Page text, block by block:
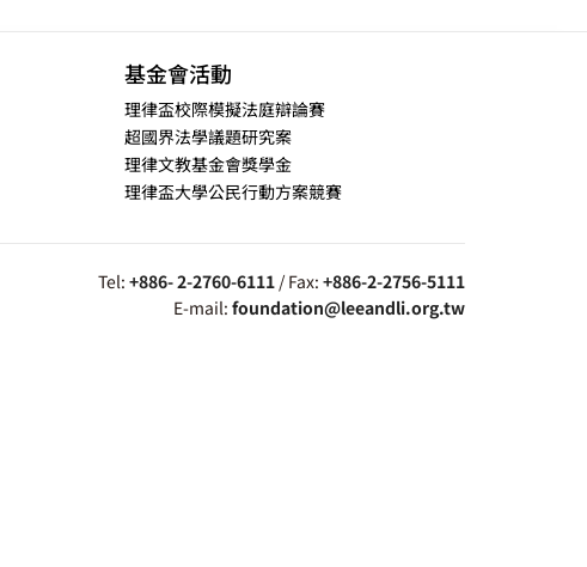
基金會活動
理律盃校際模擬法庭辯論賽
超國界法學議題研究案
理律文教基金會獎學金
理律盃大學公民行動方案競賽
Tel: +886- 2-2760-6111 / Fax: +886-2-2756-5111
E-mail: foundation@leeandli.org.tw